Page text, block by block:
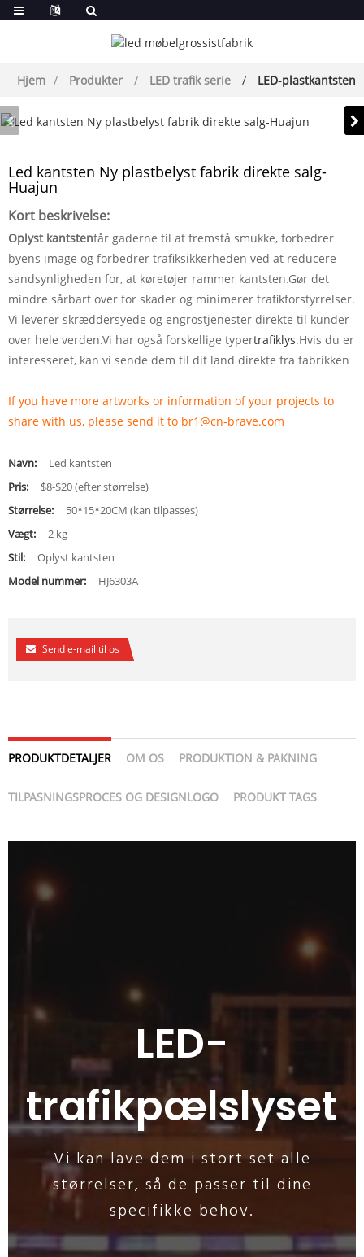
Hjem Produkter LED trafik serie LED-plastkantsten
Led kantsten Ny plastbelyst fabrik direkte salg-
Huajun
Kort beskrivelse:
Oplyst kantstenfår gaderne til at fremstå smukke, forbedrer
byens image og forbedrer trafiksikkerheden ved at reducere
sandsynligheden for, at køretøjer rammer kantsten.Gør det
mindre sårbart over for skader og minimerer trafikforstyrrelser.
Vi leverer skræddersyede og engrostjenester direkte til kunder
over hele verden.Vi har også forskellige typertrafiklys.Hvis du er
interesseret, kan vi sende dem til dit land direkte fra fabrikken
If you have more artworks or information of your projects to
share with us, please send it to br1@cn-brave.com
Navn:
Led kantsten
Pris:
$8-$20 (efter størrelse)
Størrelse:
50*15*20CM (kan tilpasses)
Vægt:
2 kg
Stil:
Oplyst kantsten
Model nummer:
HJ6303A
Send e-mail til os
PRODUKTDETALJER OM OS PRODUKTION & PAKNING
TILPASNINGSPROCES OG DESIGNLOGO PRODUKT TAGS
LED-
trafikpælslyset
Vi kan lave dem i stort set alle
størrelser, så de passer til dine
specifikke behov.